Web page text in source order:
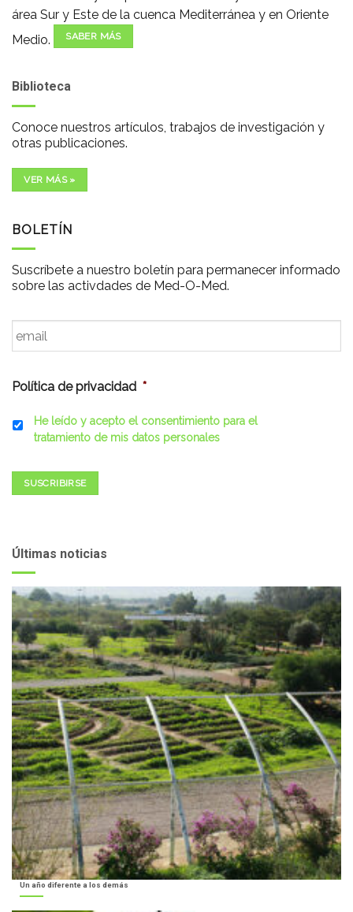
área Sur y Este de la cuenca Mediterránea y en Oriente
Medio.
SABER MÁS
Biblioteca
Conoce nuestros artículos, trabajos de investigación y
otras publicaciones.
VER MÁS »
BOLETÍN
Suscríbete a nuestro boletín para permanecer informado
sobre las activdades de Med-O-Med.
Email *
Política de privacidad *
He leído y acepto el consentimiento para el
tratamiento de mis datos personales
SUSCRIBIRSE
Últimas noticias
Un año diferente a los demás